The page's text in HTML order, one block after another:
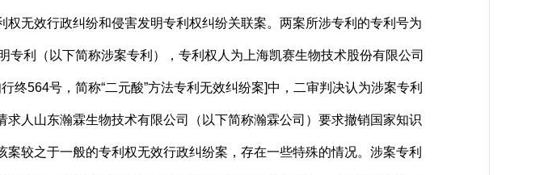
效行政纠纷和侵害发明专利权纠纷关联案。两案所涉专利的专利号为
利（以下简称涉案专利），专利权人为上海凯赛生物技术股份有限公司
终564号，简称“二元酸”方法专利无效纠纷案]中，二审判决认为涉案专利
人山东瀚霖生物技术有限公司（以下简称瀚霖公司）要求撤销国家知识
较之于一般的专利权无效行政纠纷案，存在一些特殊的情况。涉案专利